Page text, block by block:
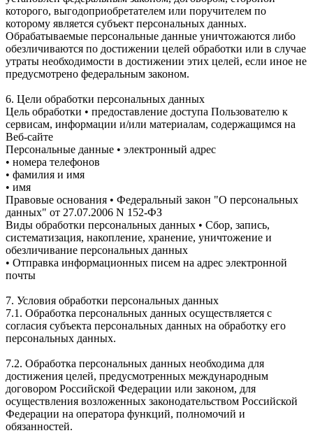
которого, выгодоприобретателем или поручителем по
которому является субъект персональных данных.
Обрабатываемые персональные данные уничтожаются либо
обезличиваются по достижении целей обработки или в случае
утраты необходимости в достижении этих целей, если иное не
предусмотрено федеральным законом.
6. Цели обработки персональных данных
Цель обработки • предоставление доступа Пользователю к
сервисам, информации и/или материалам, содержащимся на
Веб-сайте
Персональные данные • электронный адрес
• номера телефонов
• фамилия и имя
• имя
Правовые основания • Федеральный закон "О персональных
данных" от 27.07.2006 N 152-ФЗ
Виды обработки персональных данных • Сбор, запись,
систематизация, накопление, хранение, уничтожение и
обезличивание персональных данных
• Отправка информационных писем на адрес электронной
почты
7. Условия обработки персональных данных
7.1. Обработка персональных данных осуществляется с
согласия субъекта персональных данных на обработку его
персональных данных.
7.2. Обработка персональных данных необходима для
достижения целей, предусмотренных международным
договором Российской Федерации или законом, для
осуществления возложенных законодательством Российской
Федерации на оператора функций, полномочий и
обязанностей.